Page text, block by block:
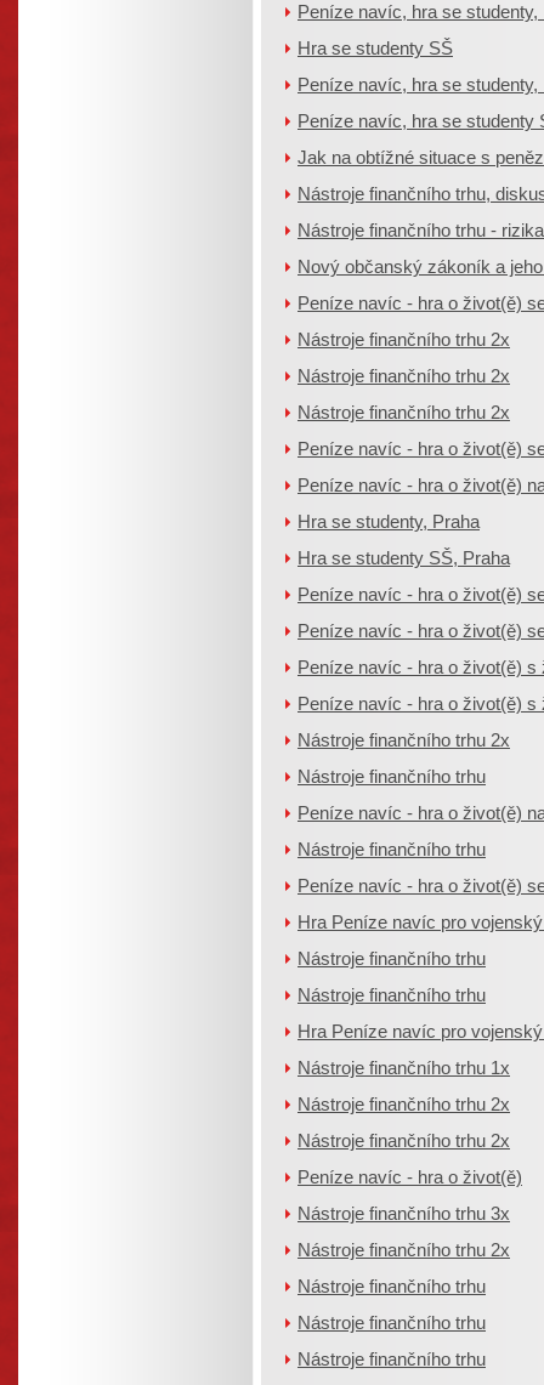
Peníze navíc, hra se studenty,
Hra se studenty SŠ
Peníze navíc, hra se studenty,
Peníze navíc, hra se studenty
Jak na obtížné situace s
Nástroje finančního trhu,
Nástroje finančního trhu -
Nový občanský zákoník a
Peníze navíc - hra o život(ě)
Nástroje finančního trhu 2x
Nástroje finančního trhu 2x
Nástroje finančního trhu 2x
Peníze navíc - hra o život(ě)
Peníze navíc - hra o život(ě)
Hra se studenty, Praha
Hra se studenty SŠ, Praha
Peníze navíc - hra o život(ě)
Peníze navíc - hra o život(ě)
Peníze navíc - hra o život(ě) s
Peníze navíc - hra o život(ě) s
Nástroje finančního trhu 2x
Nástroje finančního trhu
Peníze navíc - hra o život(ě)
Nástroje finančního trhu
Peníze navíc - hra o život(ě)
Hra Peníze navíc pro
Nástroje finančního trhu
Nástroje finančního trhu
Hra Peníze navíc pro
Nástroje finančního trhu 1x
Nástroje finančního trhu 2x
Nástroje finančního trhu 2x
Peníze navíc - hra o život(ě)
Nástroje finančního trhu 3x
Nástroje finančního trhu 2x
Nástroje finančního trhu
Nástroje finančního trhu
Nástroje finančního trhu